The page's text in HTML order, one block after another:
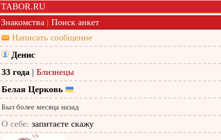
TABOR.RU
Знакомства | Поиск анкет
Написать сообщение
Денис
33 года | Близнецы
Белая Церковь
Был более месяца назад
О себе: запитаєте скажу